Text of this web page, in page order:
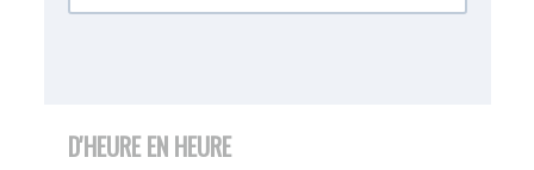
D'HEURE EN HEURE